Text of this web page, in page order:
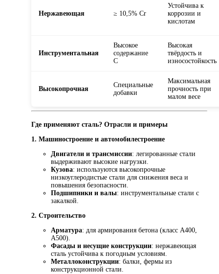
Нержавеющая ≥ 10,5% Cr
Устойчива к
коррозии и
кислотам
Инструментальная
Высокое
содержание
C
Высокая
твёрдость и
износостойкость
Высокопрочная
Специальные
добавки
Максимальная
прочность при
малом весе
Где применяют сталь? Отрасли и примеры
1. Машиностроение и автомобилестроение
Двигатели и трансмиссии: легированные стали
выдерживают высокие нагрузки.
Кузова: используются высокопрочные
низкоуглеродистые стали для снижения веса и
повышения безопасности.
Подшипники и валы: инструментальные стали с
закалкой.
2. Строительство
Арматура: для армирования бетона (класс А400,
А500).
Фасады и несущие конструкции: нержавеющая
сталь устойчива к погодным условиям.
Металлоконструкции: балки, фермы из
конструкционной стали.